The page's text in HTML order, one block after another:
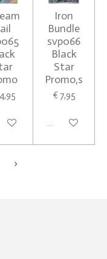
mij op de hoogte
Iron
Bundle
svp066
Black
Star
Promo,s
€ 7,95
In winkelwagen